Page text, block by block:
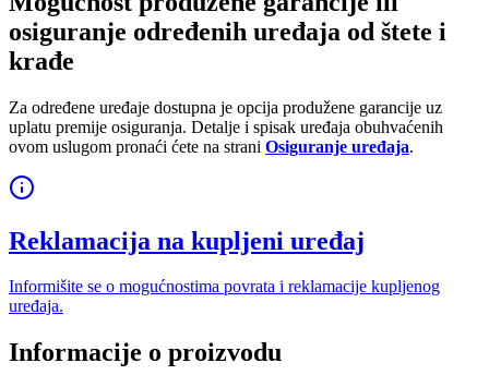
osiguranje određenih uređaja od štete i
krađe
Za određene uređaje dostupna je opcija produžene garancije uz
uplatu premije osiguranja. Detalje i spisak uređaja obuhvaćenih
ovom uslugom pronaći ćete na strani Osiguranje uređaja.
Reklamacija na kupljeni uređaj
Informišite se o mogućnostima povrata i reklamacije kupljenog
uređaja.
Informacije o proizvodu